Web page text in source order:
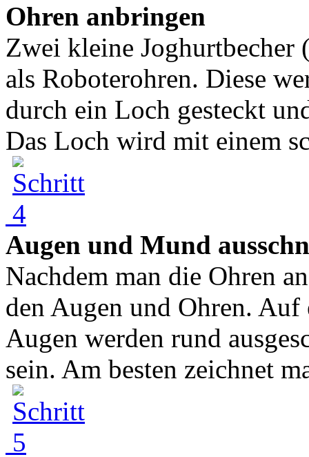
Ohren anbringen
Zwei kleine Joghurtbecher
als Roboterohren. Diese
durch ein Loch gesteckt
Das Loch wird mit einem
Augen und Mund
Nachdem man die Ohren
den Augen und Ohren.
Augen werden rund
sein. Am besten zeichnet